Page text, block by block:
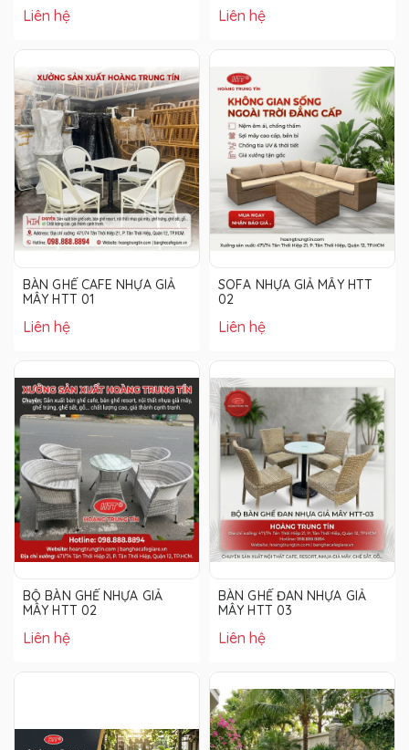
Liên hệ Liên hệ
BÀN GHẾ CAFE NHỰA GIẢ
MÂY HTT 01
Liên hệ
SOFA NHỰA GIẢ MÂY HTT
02
Liên hệ
BỘ BÀN GHẾ NHỰA GIẢ
MÂY HTT 02
Liên hệ
BÀN GHẾ ĐAN NHỰA GIẢ
MÂY HTT 03
Liên hệ